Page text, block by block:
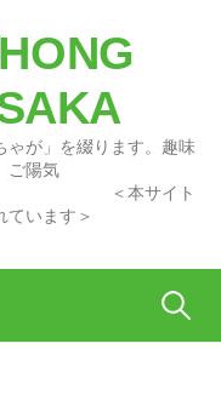
ゃが」を綴ります。趣味
ご陽気
イト
ています＞
検